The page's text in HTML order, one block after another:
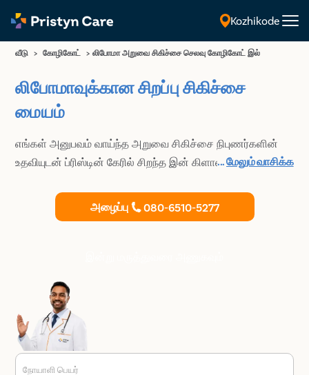
தமிழ்
Kozhikode
வீடு > கோழிகோட் > லிபோமா அறுவை சிகிச்சை செலவு கோழிகோட் இல்
லிபோமாவுக்கான சிறப்பு சிகிச்சை
மையம்
எங்கள் அனுபவம் வாய்ந்த அறுவை சிகிச்சை நிபுணர்களின்
உதவியுடன் ப்ரிஸ்டின் கேரில் சிறந்த இன் கிளாஸ் லிபோமா
செயல்முறைக்கு உட்படுத்தவும் மற்றும் உங்கள் தோலின் கீழ்
உள்ள கொழுப்பு கட்டியை அகற்றவும்.
...மேலும் வாசிக்க
அழைப்பு 080-6510-5277
நோயாளி பெயர்